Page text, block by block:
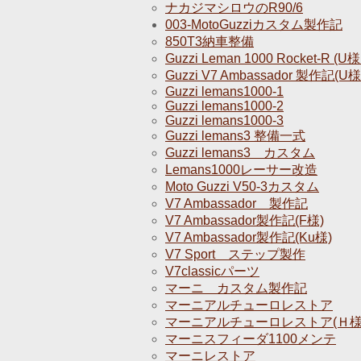
ナカジマシロウのR90/6
003-MotoGuzziカスタム製作記
850T3納車整備
Guzzi Leman 1000 Rocket-R (U様
Guzzi V7 Ambassador 製作記(U様
Guzzi lemans1000-1
Guzzi lemans1000-2
Guzzi lemans1000-3
Guzzi lemans3 整備一式
Guzzi lemans3 カスタム
Lemans1000レーサー改造
Moto Guzzi V50-3カスタム
V7 Ambassador 製作記
V7 Ambassador製作記(F様)
V7 Ambassador製作記(Ku様)
V7 Sport ステップ製作
V7classicパーツ
マーニ カスタム製作記
マーニアルチューロレストア
マーニアルチューロレストア(Ｈ
マーニスフィーダ1100メンテ
マーニレストア